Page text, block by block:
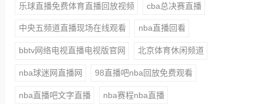
乐球直播免费体育直播回放视频 cba总决赛直播
中央五频道直播现场在线观看 nba直播回看
bbtv网络电视直播电视版官网 北京体育休闲频道
nba球迷网直播网 98直播吧nba回放免费观看
nba直播吧文字直播 nba赛程nba直播